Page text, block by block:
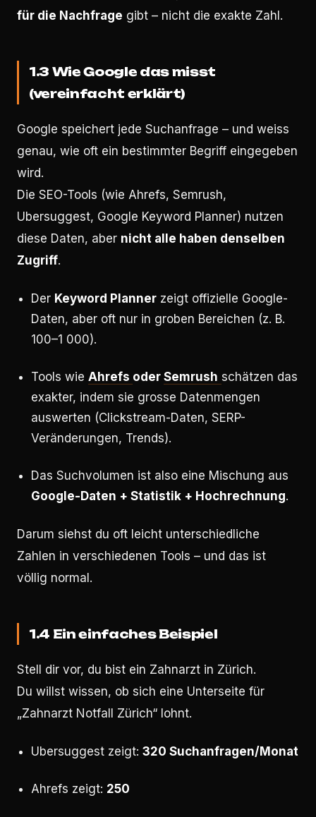
für die Nachfrage gibt – nicht die exakte Zahl.
1.3 Wie Google das misst
(vereinfacht erklärt)
Google speichert jede Suchanfrage – und weiss
genau, wie oft ein bestimmter Begriff eingegeben
wird.
Die SEO-Tools (wie Ahrefs, Semrush,
Ubersuggest, Google Keyword Planner) nutzen
diese Daten, aber nicht alle haben denselben
Zugriff.
Der Keyword Planner zeigt offizielle Google-
Daten, aber oft nur in groben Bereichen (z. B.
100–1 000).
Tools wie Ahrefs oder Semrush schätzen das
exakter, indem sie grosse Datenmengen
auswerten (Clickstream-Daten, SERP-
Veränderungen, Trends).
Das Suchvolumen ist also eine Mischung aus
Google-Daten + Statistik + Hochrechnung.
Darum siehst du oft leicht unterschiedliche
Zahlen in verschiedenen Tools – und das ist
völlig normal.
1.4 Ein einfaches Beispiel
Stell dir vor, du bist ein Zahnarzt in Zürich.
Du willst wissen, ob sich eine Unterseite für
„Zahnarzt Notfall Zürich“ lohnt.
Ubersuggest zeigt: 320 Suchanfragen/Monat
Ahrefs zeigt: 250